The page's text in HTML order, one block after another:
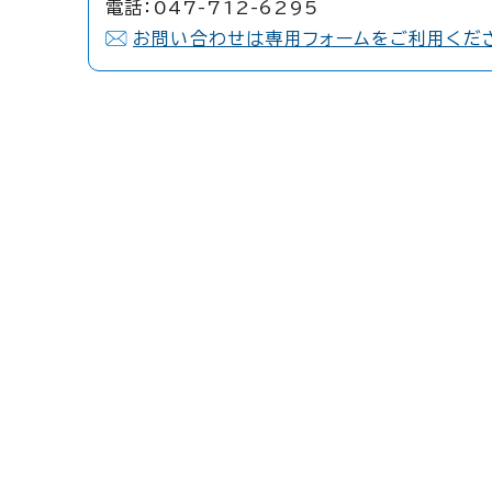
電話：047-712-6295
お問い合わせは専用フォームをご利用くだ